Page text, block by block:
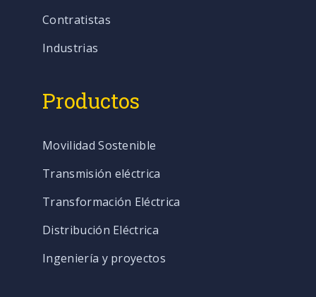
Contratistas
Industrias
Productos
Movilidad Sostenible
Transmisión eléctrica
Transformación Eléctrica
Distribución Eléctrica
Ingeniería y proyectos